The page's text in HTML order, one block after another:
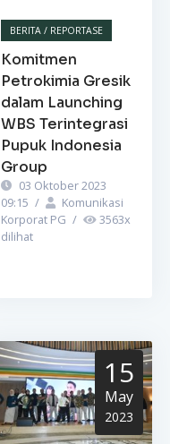
BERITA / REPORTASE
Komitmen
Petrokimia Gresik
dalam Launching
WBS Terintegrasi
Pupuk Indonesia
Group
03 Oktober 2023
09:15 /
Komunikasi
Korporat PG / 3563x
dilihat
15
May
2023